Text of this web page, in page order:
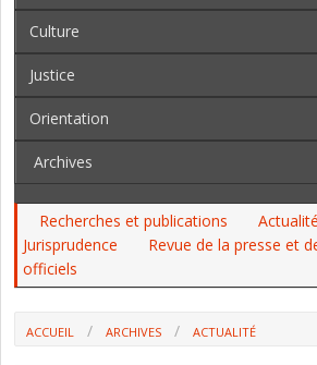
Culture
Justice
Orientation
Archives
Recherches et publications
Jurisprudence
Revue de la presse et
officiels
ACCUEIL ARCHIVES
ACTUALITÉ